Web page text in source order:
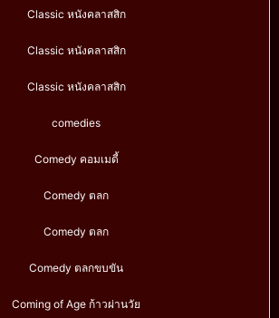
Classic หนังคลาสสิก
Classic หนังคลาสสิก
Classic หนังคลาสสิก
comedies
Comedy คอมเมดี้
Comedy ตลก
Comedy ตลก
Comedy ตลกขบขัน
Coming of Age ก้าวผ่านวัย